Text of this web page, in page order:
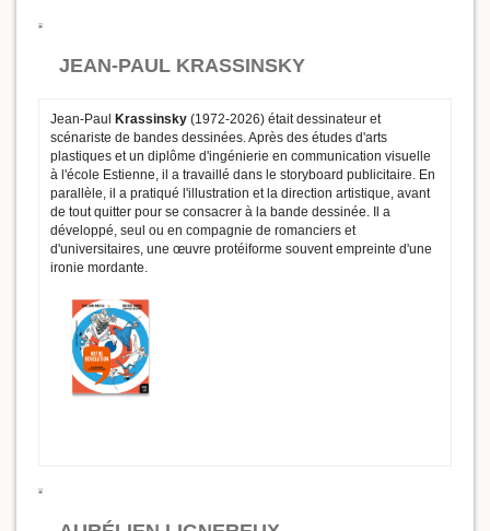
JEAN-PAUL KRASSINSKY
Jean-Paul Krassinsky (1972-2026) était dessinateur et
scénariste de bandes dessinées. Après des études d'arts
plastiques et un diplôme d'ingénierie en communication visuelle
à l'école Estienne, il a travaillé dans le storyboard publicitaire. En
parallèle, il a pratiqué l'illustration et la direction artistique, avant
de tout quitter pour se consacrer à la bande dessinée. Il a
développé, seul ou en compagnie de romanciers et
d'universitaires, une œuvre protéiforme souvent empreinte d'une
ironie mordante.